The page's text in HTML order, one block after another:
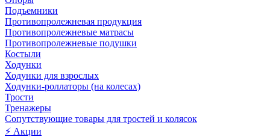
Подъемники
Противопролежневая продукция
Противопролежневые матрасы
Противопролежневые подушки
Костыли
Ходунки
Ходунки для взрослых
Ходунки-роллаторы (на колесах)
Трости
Тренажеры
Сопутствующие товары для тростей и колясок
⚡ Акции